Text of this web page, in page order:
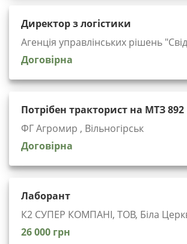
Директор з логістики
Агенція управлінських рішень
Договірна
Потрібен тракторист на МТЗ 892
ФГ Агромир , Вільногірськ
Договірна
Лаборант
К2 СУПЕР КОМПАНІ, ТОВ, Біла
26 000 грн